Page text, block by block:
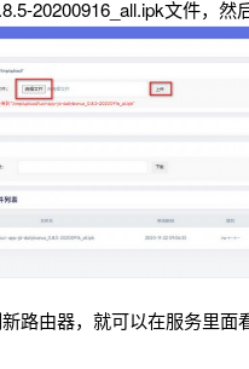
20200916_all.ipk文件，然
路由器，就可以在服务里面